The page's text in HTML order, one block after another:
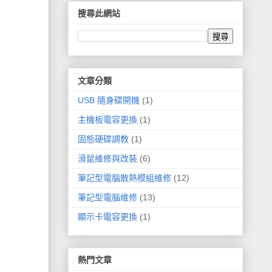
搜尋此網站
文章分類
USB 隨身碟開機 (1)
主機板電容更換 (1)
固態硬碟調教 (1)
滑鼠維修與改裝 (6)
筆記型電腦散熱模組維修 (12)
筆記型電腦維修 (13)
顯示卡電容更換 (1)
熱門文章